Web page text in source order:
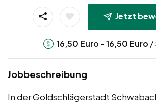
Jetzt
16,50 Euro -16,50 Euro /
Jobbeschreibung
In der Goldschlägerstadt